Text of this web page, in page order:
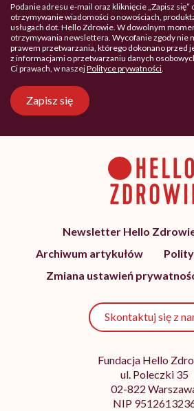
Podanie adresu e-mail oraz kliknięcie „Zapisz się”
otrzymywanie wiadomości o nowościach,
usługach dot. Hello Zdrowie. W dowolnym
otrzymywania newslettera. Wycofanie zgody nie
prawem przetwarzania, którego dokonano przed
z informacjami o przetwarzaniu danych
Ci prawach, w naszejPolityce prywatności
Zapisz się
Newsletter Hello
Archiwum artykułów
Zmiana ustawień
Skontaktuj się z
Fundacja Hello
ul. Poleczki 35
02-822
NIP